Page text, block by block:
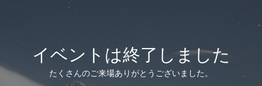
イベントは終了しました
たくさんのご来場ありがとうございました。